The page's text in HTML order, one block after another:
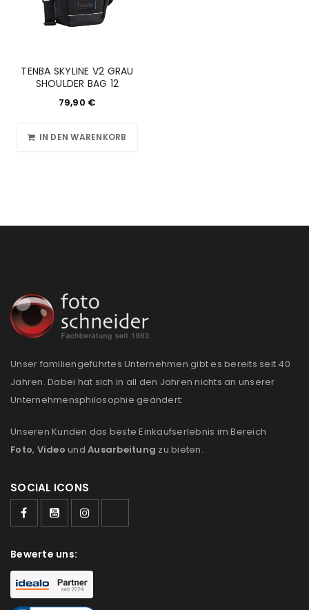
TENBA SKYLINE V2 GRAU
SHOULDER BAG 12
79,90 €
IN DEN WARENKORB
Unser familiengeführtes Unternehmen gibt es bereits seit 40
Jahren. Dabei hat sich in all den Jahren nichts an unserer
Unternehmensphilosophie geändert:
Unseren Kunden das beste Einkaufserlebnis im Bereich
Foto, Video und Ausarbeitung zu bieten.
SOCIAL ICONS
Bewerte uns: